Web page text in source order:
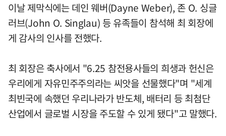
이날 제막식에는 데인 웨버(Dayne Weber), 존 O. 싱글
러브(John O. Singlau) 등 유족들이 참석해 최 회장에
게 감사의 인사를 전했다.
최 회장은 축사에서 "6.25 참전용사들의 희생과 헌신은
우리에게 자유민주주의라는 씨앗을 선물했다"며 "세계
최빈국에 속했던 우리나라가 반도체, 배터리 등 최첨단
산업에서 글로벌 시장을 주도할 수 있게 됐다"고 말했다.